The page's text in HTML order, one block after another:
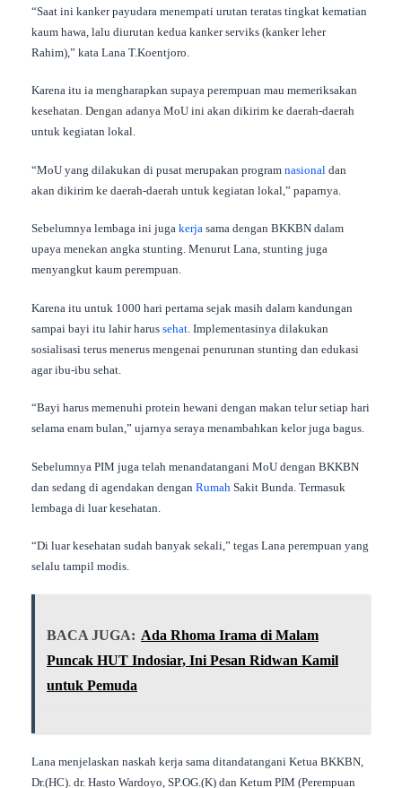
“Saat ini kanker payudara menempati urutan teratas tingkat kematian
kaum hawa, lalu diurutan kedua kanker serviks (kanker leher
Rahim),” kata Lana T.Koentjoro.
Karena itu ia mengharapkan supaya perempuan mau memeriksakan
kesehatan. Dengan adanya MoU ini akan dikirim ke daerah-daerah
untuk kegiatan lokal.
“MoU yang dilakukan di pusat merupakan program nasional dan
akan dikirim ke daerah-daerah untuk kegiatan lokal,” paparnya.
Sebelumnya lembaga ini juga kerja sama dengan BKKBN dalam
upaya menekan angka stunting. Menurut Lana, stunting juga
menyangkut kaum perempuan.
Karena itu untuk 1000 hari pertama sejak masih dalam kandungan
sampai bayi itu lahir harus sehat . Implementasinya dilakukan
sosialisasi terus menerus mengenai penurunan stunting dan edukasi
agar ibu-ibu sehat.
“Bayi harus memenuhi protein hewani dengan makan telur setiap hari
selama enam bulan,” ujarnya seraya menambahkan kelor juga bagus.
Sebelumnya PIM juga telah menandatangani MoU dengan BKKBN
dan sedang di agendakan dengan Rumah Sakit Bunda. Termasuk
lembaga di luar kesehatan.
“Di luar kesehatan sudah banyak sekali,” tegas Lana perempuan yang
selalu tampil modis.
BACA JUGA: Ada Rhoma Irama di Malam
Puncak HUT Indosiar, Ini Pesan Ridwan Kamil
untuk Pemuda
Lana menjelaskan naskah kerja sama ditandatangani Ketua BKKBN,
Dr.(HC). dr. Hasto Wardoyo, SP.OG.(K) dan Ketum PIM (Perempuan